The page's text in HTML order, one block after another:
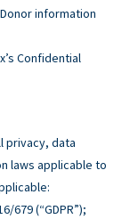
information
Confidential
privacy, data
laws applicable to
679 (“GDPR”);